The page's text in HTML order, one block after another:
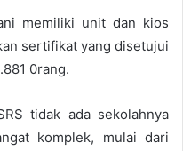
memiliki unit dan kios
sertifikat yang disetujui
0rang.
tidak ada sekolahnya
komplek, mulai dari